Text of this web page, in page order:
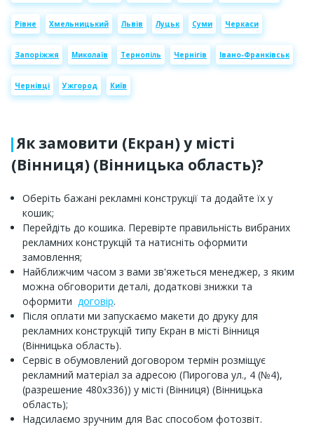
Рівне Хмельницький Львів Луцьк Суми Черкаси
Запоріжжя Миколаїв Тернопіль Чернігів Івано-Франківськ
Чернівці Ужгород Київ
Як замовити (Екран) у місті
(Вінниця) (Вінницька область)?
Оберіть бажані рекламні конструкції та додайте їх у
кошик;
Перейдіть до кошика. Перевірте правильність вибраних
рекламних конструкцій та натисніть оформити
замовлення;
Найближчим часом з вами зв'яжеться менеджер, з яким
можна обговорити деталі, додаткові знижки та
оформити договір.
Після оплати ми запускаємо макети до друку для
рекламних конструкцій типу Екран в місті Вінниця
(Вінницька область).
Сервіс в обумовлений договором термін розміщує
рекламний матеріал за адресою (Пирогова ул., 4 (№4),
(разрешение 480х336)) у місті (Вінниця) (Вінницька
область);
Надсилаємо зручним для Вас способом фотозвіт.